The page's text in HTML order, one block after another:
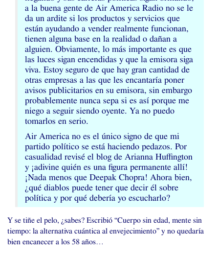
a la buena gente de Air America Radio no se le
da un ardite si los productos y servicios que
están ayudando a vender realmente funcionan,
tienen alguna base en la realidad o dañan a
alguien. Obviamente, lo más importante es que
las luces sigan encendidas y que la emisora siga
viva. Estoy seguro de que hay gran cantidad de
otras empresas a las que les encantaría poner
avisos publicitarios en su emisora, sin embargo
probablemente nunca sepa si es así porque me
niego a seguir siendo oyente. Ya no puedo
tomarlos en serio.
Air America no es el único signo de que mi
partido político se está haciendo pedazos. Por
casualidad revisé el blog de Arianna Huffington
y ¡adivine quién es una figura permanente allí!
¡Nada menos que Deepak Chopra! Ahora bien,
¿qué diablos puede tener que decir él sobre
política y por qué debería yo escucharlo?
Y se tiñe el pelo, ¿sabes? Escribió “Cuerpo sin edad, mente sin
tiempo: la alternativa cuántica al envejecimiento” y no quedaría
bien encanecer a los 58 años…